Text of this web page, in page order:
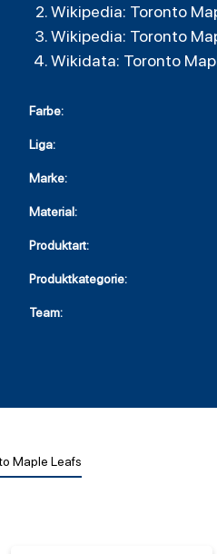
Wikipedia: Toronto
Wikipedia: Toronto
Wikidata: Toronto
Farbe:
Liga:
Marke:
Material:
Produktart:
Produktkategorie:
Team:
Maple Leafs